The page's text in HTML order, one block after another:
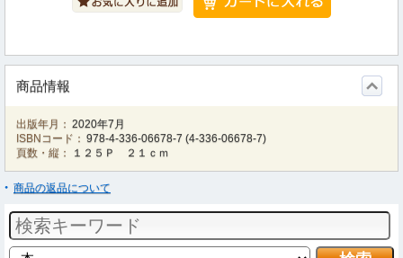
商品情報
出版年月： 2020年7月
ISBNコード： 978-4-336-06678-7 (4-336-06678-7)
頁数・縦：
１２５Ｐ ２１ｃｍ
商品の返品について